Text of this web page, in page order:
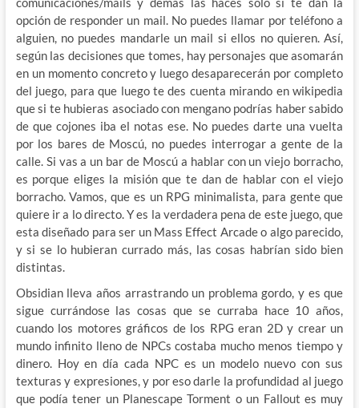
opción de responder un mail. No puedes llamar por teléfono a
alguien, no puedes mandarle un mail si ellos no quieren. Así,
según las decisiones que tomes, hay personajes que asomarán
en un momento concreto y luego desaparecerán por completo
del juego, para que luego te des cuenta mirando en wikipedia
que si te hubieras asociado con mengano podrías haber sabido
de que cojones iba el notas ese. No puedes darte una vuelta
por los bares de Moscú, no puedes interrogar a gente de la
calle. Si vas a un bar de Moscú a hablar con un viejo borracho,
es porque eliges la misión que te dan de hablar con el viejo
borracho. Vamos, que es un RPG minimalista, para gente que
quiere ir a lo directo. Y es la verdadera pena de este juego, que
esta diseñado para ser un Mass Effect Arcade o algo parecido,
y si se lo hubieran currado más, las cosas habrían sido bien
distintas.
Obsidian lleva años arrastrando un problema gordo, y es que
sigue currándose las cosas que se curraba hace 10 años,
cuando los motores gráficos de los RPG eran 2D y crear un
mundo infinito lleno de NPCs costaba mucho menos tiempo y
dinero. Hoy en día cada NPC es un modelo nuevo con sus
texturas y expresiones, y por eso darle la profundidad al juego
que podía tener un Planescape Torment o un Fallout es muy